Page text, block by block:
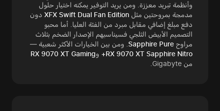
وأنظمة تبريد معززة. ومن يريد التوفير يمكنه اختيار حلول
مدمجة بمروحتين مثل XFX Swift Dual Fan Edition دون
دفع مبلغ إضافي مقابل مبرد من الفئة العليا. أما محبو
التصميم الأبيض الثلجي فسيناسبهم الإصدار الضخم بثلاث
مراوح Sapphire Pure . ومن بين الخيارات الأكثر شعبية —
RX 9070 XT Sapphire Nitro+
وRX 9070 XT Gaming
من Gigabyte.